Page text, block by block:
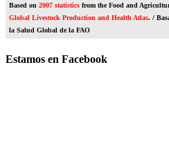
Based on 2007 statistics from the Food and
Global Livestock Production and Health Atlas. /
la Salud Global de la FAO
Estamos en Facebook